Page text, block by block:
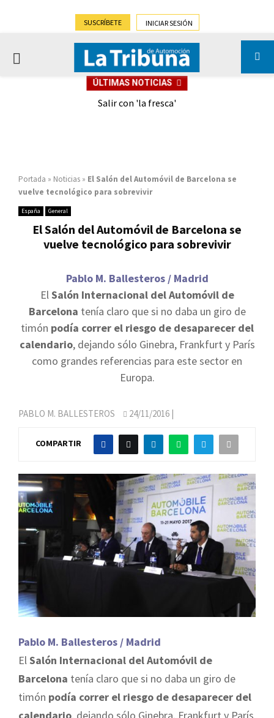
SUSCRÍBETE INICIAR SESIÓN
PRIMARY
ÚLTIMAS NOTICIAS
Salir con 'la fresca'
Portada » Noticias » El Salón del Automóvil de Barcelona se
vuelve tecnológico para sobrevivir
España General
El Salón del Automóvil de Barcelona se
vuelve tecnológico para sobrevivir
Pablo M. Ballesteros / Madrid
ElSalón Internacional del Automóvil de
Barcelona tenía claro que si no daba un giro de
timón podía correr el riesgo de desaparecer del
calendario, dejando sólo Ginebra, Frankfurt y París
como grandes referencias para este sector en
Europa.
PABLO M. BALLESTEROS 24/11/2016 |
COMPARTIR
Pablo M. Ballesteros / Madrid
ElSalón Internacional del Automóvil de
Barcelona tenía claro que si no daba un giro de
timón podía correr el riesgo de desaparecer del